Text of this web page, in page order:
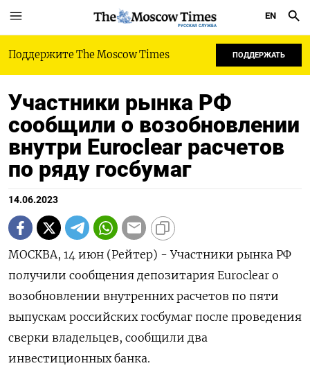
РУССКАЯ СЛУЖБА
EN
Поддержите The Moscow Times ПОДДЕРЖАТЬ
Участники рынка РФ
сообщили о возобновлении
внутри Euroclear расчетов
по ряду госбумаг
14.06.2023
МОСКВА, 14 июн (Рейтер) - Участники рынка РФ
получили сообщения депозитария Euroclear о
возобновлении внутренних расчетов по пяти
выпускам российских госбумаг после проведения
сверки владельцев, сообщили два
инвестиционных банка.